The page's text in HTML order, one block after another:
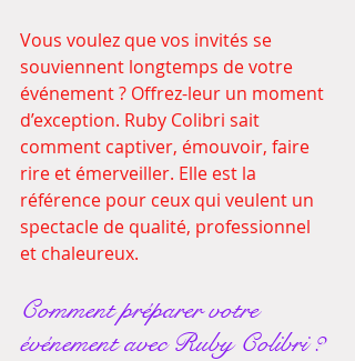
Vous voulez que vos invités se
souviennent longtemps de votre
événement ? Offrez-leur un moment
d’exception. Ruby Colibri sait
comment captiver, émouvoir, faire
rire et émerveiller. Elle est la
référence pour ceux qui veulent un
spectacle de qualité, professionnel
et chaleureux.
Comment préparer votre
événement avec Ruby Colibri ?